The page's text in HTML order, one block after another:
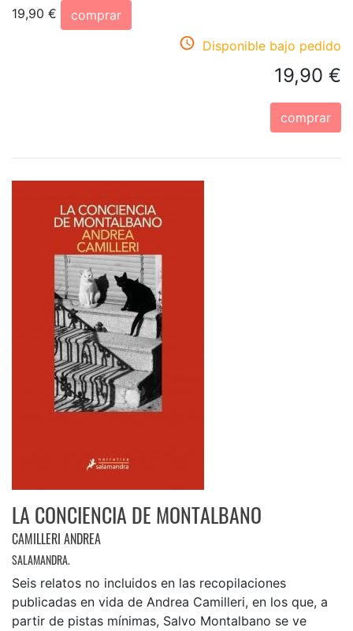
19,90 €
comprar
Disponible bajo pedido
19,90 €
comprar
LA CONCIENCIA DE MONTALBANO
CAMILLERI ANDREA
SALAMANDRA.
Seis relatos no incluidos en las recopilaciones
publicadas en vida de Andrea Camilleri, en los que, a
partir de pistas mínimas, Salvo Montalbano se ve